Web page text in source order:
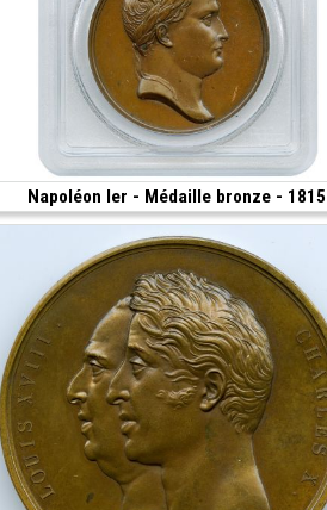
Napoléon Ier - Médaille bronze - 1815
(1815 • 40 mm)